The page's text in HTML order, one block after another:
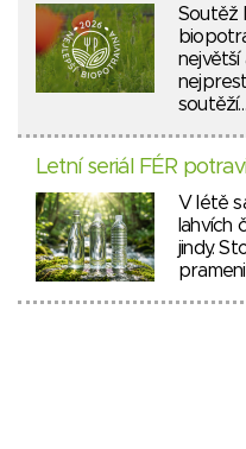
Soutěž
největší
soutěží…
Letní seriál FÉR
V létě
lahvích
jindy.